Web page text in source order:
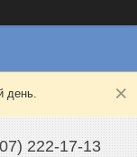
день.
222-17-13